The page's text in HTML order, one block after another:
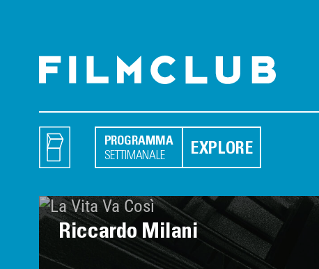
PROGRAMMA
SETTIMANALE EXPLORE
Riccardo Milani